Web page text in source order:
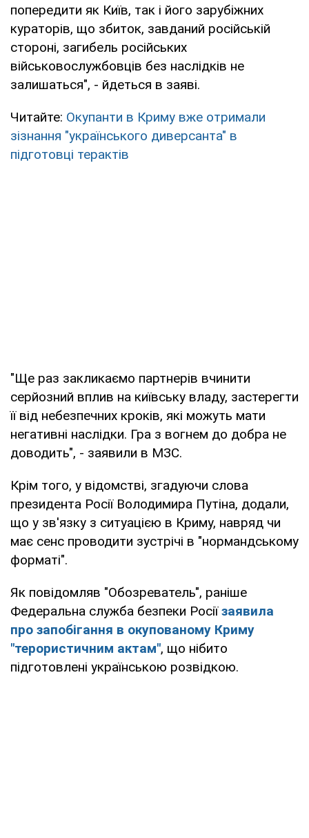
попередити як Київ, так і його зарубіжних
кураторів, що збиток, завданий російській
стороні, загибель російських
військовослужбовців без наслідків не
залишаться", - йдеться в заяві.
Читайте: Окупанти в Криму вже отримали
зізнання "українського диверсанта" в
підготовці терактів
"Ще раз закликаємо партнерів вчинити
серйозний вплив на київську владу, застерегти
її від небезпечних кроків, які можуть мати
негативні наслідки. Гра з вогнем до добра не
доводить", - заявили в МЗС.
Крім того, у відомстві, згадуючи слова
президента Росії Володимира Путіна, додали,
що у зв'язку з ситуацією в Криму, навряд чи
має сенс проводити зустрічі в "нормандському
форматі".
Як повідомляв "Обозреватель", раніше
Федеральна служба безпеки Росіїзаявила
про запобігання в окупованому Криму
"терористичним актам", що нібито
підготовлені українською розвідкою.